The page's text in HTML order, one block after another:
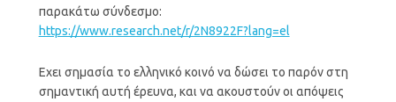
παρακάτω σύνδεσμο:
https://www.research.net/r/2N8922F?lang=el
Εχει σημασία το ελληνικό κοινό να δώσει το παρόν στη
σημαντική αυτή έρευνα, και να ακουστούν οι απόψεις